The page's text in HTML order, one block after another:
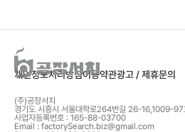
개인정보처리방침이용약관광고 / 제휴문의
(주)공장서치
경기도 시흥시 서울대학로264번길 26-16,1009-97
사업자등록번호 : 165-88-03700
Email : factorySearch.biz@gmail.com